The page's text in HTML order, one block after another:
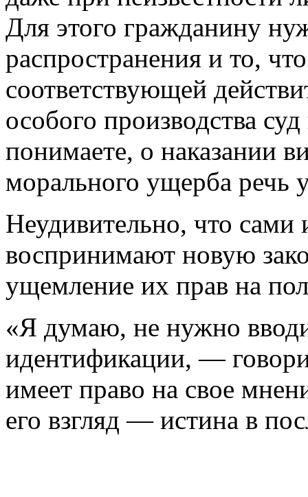
Для этого гражданину
распространения и то,
соответствующей
особого производства
понимаете, о наказании
морального ущерба речь
Неудивительно, что сами
воспринимают новую
ущемление их прав на
«Я думаю, не нужно
идентификации, —
имеет право на свое
его взгляд — истина в